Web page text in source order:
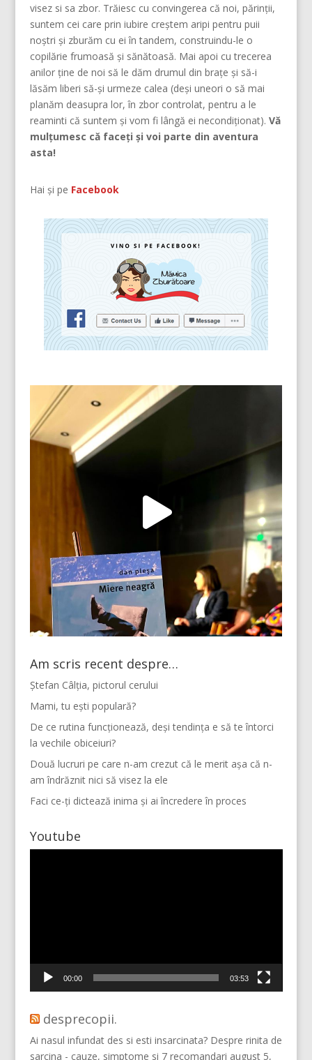
visez si sa zbor. Trăiesc cu convingerea că noi, părinţii,
suntem cei care prin iubire creştem aripi pentru puii
noştri şi zburăm cu ei în tandem, construindu-le o
copilărie frumoasă şi sănătoasă. Mai apoi cu trecerea
anilor ține de noi să le dăm drumul din braţe și să-i
lăsăm liberi să-și urmeze calea (deşi uneori o să mai
planăm deasupra lor, în zbor controlat, pentru a le
reaminti că suntem şi vom fi lângă ei necondiţionat). Vă
mulțumesc că faceți și voi parte din aventura
asta!
Hai și pe Facebook
Am scris recent despre…
Ștefan Câlția, pictorul cerului
Mami, tu ești populară?
De ce rutina funcționează, deși tendința e să te întorci
la vechile obiceiuri?
Două lucruri pe care n-am crezut că le merit așa că n-
am îndrăznit nici să visez la ele
Faci ce-ți dictează inima și ai încredere în proces
Youtube
00:00 03:53
desprecopii.
Ai nasul infundat des si esti insarcinata? Despre rinita de
sarcina - cauze, simptome si 7 recomandari august 5,